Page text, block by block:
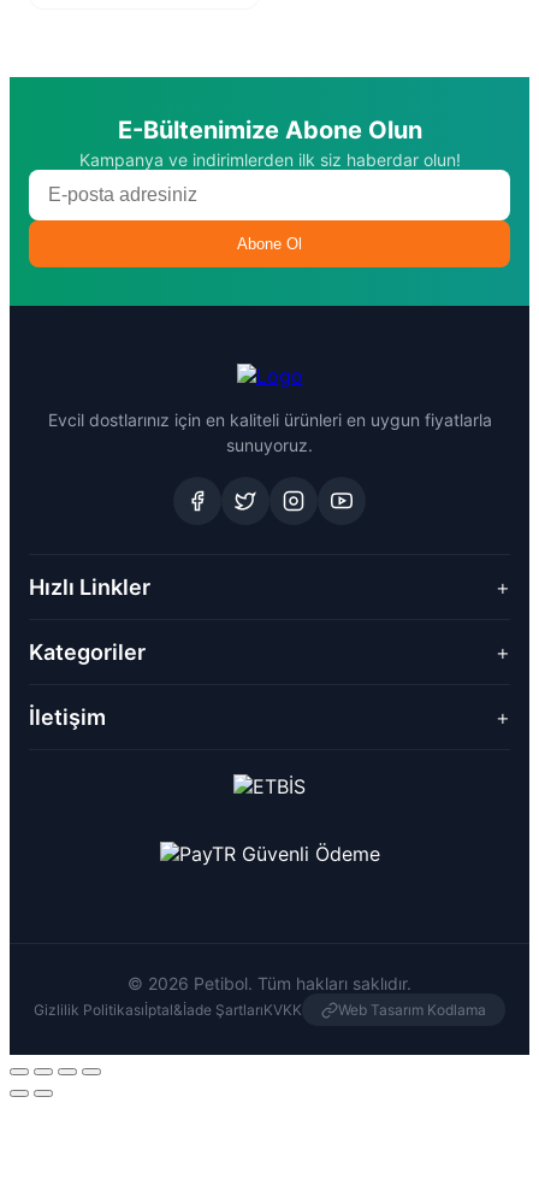
E-Bültenimize Abone Olun
Kampanya ve indirimlerden ilk siz haberdar olun!
Abone Ol
Evcil dostlarınız için en kaliteli ürünleri en uygun fiyatlarla
sunuyoruz.
Hızlı Linkler +
Kategoriler +
İletişim +
© 2026 Petibol. Tüm hakları saklıdır.
Gizlilik Politikasıİptal&İade ŞartlarıKVKK Web Tasarım Kodlama